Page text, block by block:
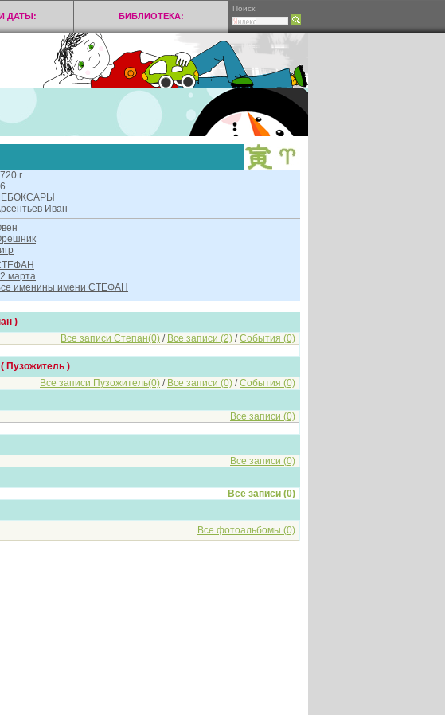
ДАТЫ: БИБЛИОТЕКА:
Поиск:
г
Иван
марта
именины имени СТЕФАН
)
Все записи Степан(0) / Все записи (2) /События (0)
Пузожитель )
Все записи Пузожитель(0) / Все записи (0) /События (0)
Все записи (0)
Все записи (0)
Все записи (0)
Все фотоальбомы (0)